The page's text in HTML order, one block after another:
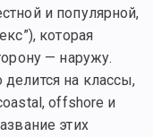
и популярной,
которая
— наружу.
на классы,
offshore и
этих